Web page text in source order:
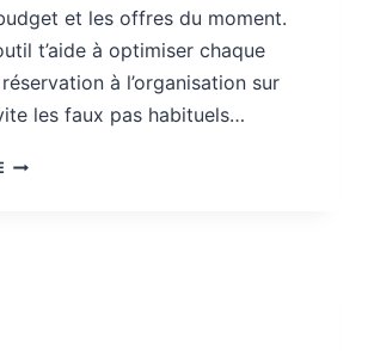
et les offres du moment.
t’aide à optimiser chaque
à l’organisation sur
les faux pas habituels…
BONS